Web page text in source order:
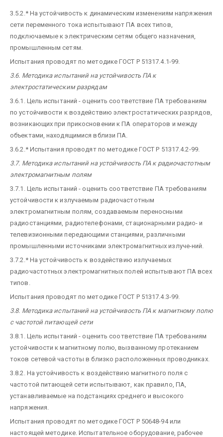
3.5.2.* На устойчивость к динамическим изменениям напряжения
сети переменного тока испытывают ПА всех типов,
подключаемые к электрическим сетям общего назначения,
промышленным сетям.
Испытания проводят по методике ГОСТ Р 51317.4.1-99.
3.6. Методика испытаний на устойчивость ПА к
электростатическим разрядам
3.6.1. Цель испытаний - оценить соответствие ПА требованиям
по устойчивости к воздействию электростатических разрядов,
возникающих при прикосновении к ПА операторов и между
объектами, находящимися вблизи ПА.
3.6.2.* Испытания проводят по методике ГОСТ Р 51317.4.2-99.
3.7. Методика испытаний на устойчивость ПА к радиочастотным
электромагнитным полям
3.7.1. Цель испытаний - оценить соответствие ПА требованиям
устойчивости к излучаемым радиочастотным
электромагнитным полям, создаваемым переносными
радиостанциями, радиотелефонами, стационарными радио- и
телевизионными передающими станциями, различными
промышленными источниками электромагнитных излуче-ний.
3.7.2.* На устойчивость к воздействию излучаемых
радиочастотных электромагнитных полей испытывают ПА всех
типов.
Испытания проводят по методике ГОСТ Р 51317.4.3-99.
3.8. Методика испытаний на устойчивость ПА к магнитному полю
с частотой питающей сети
3.8.1. Цель испытаний - оценить соответствие ПА требованиям
устойчивости к магнитному полю, вызванному протеканием
токов сетевой частоты в близко расположенных проводниках.
3.8.2. На устойчивость к воздействию магнитного поля с
частотой питающей сети испытывают, как правило, ПА,
устанавливаемые на подстанциях среднего и высокого
напряжения.
Испытания проводят по методике ГОСТ Р 50648-94 или
настоящей методике. Испытательное оборудование, рабочее